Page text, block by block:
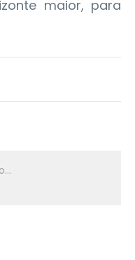
maior, para